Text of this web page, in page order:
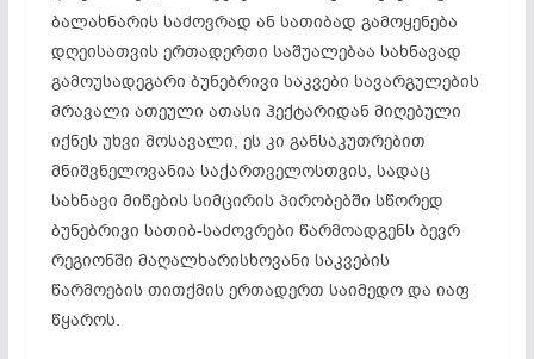
ბალახნარის საძოვრად ან სათიბად გამოყენება
დღეისათვის ერთადერთი საშუალებაა სახნავად
გამოუსადეგარი ბუნებრივი საკვები სავარგულების
მრავალი ათეული ათასი ჰექტარიდან მიღებული
იქნეს უხვი მოსავალი, ეს კი განსაკუთრებით
მნიშვნელოვანია საქართველოსთვის, სადაც
სახნავი მიწების სიმცირის პირობებში სწორედ
ბუნებრივი სათიბ-საძოვრები წარმოადგენს ბევრ
რეგიონში მაღალხარისხოვანი საკვების
წარმოების თითქმის ერთადერთ საიმედო და იაფ
წყაროს.